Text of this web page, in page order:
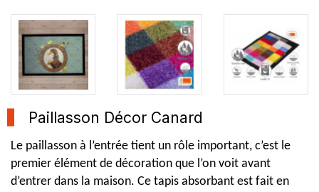
Paillasson Décor Canard
Le paillasson à l’entrée tient un rôle important, c’est le
premier élément de décoration que l’on voit avant
d’entrer dans la maison. Ce tapis absorbant est fait en